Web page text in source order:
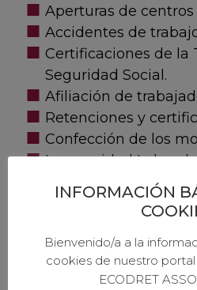
Aperturas de centros
Accidentes de
Certificaciones de la
Seguridad Social.
Afiliación de
Retenciones y
Confección de los
Incapacidad Laboral
Libros de visita.
Tramitación y
conciliación.
Solicitud de Pago
INFORMACIÓN
Bienvenido/a a la
cookies de nuestro
ECODRET